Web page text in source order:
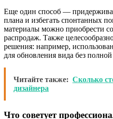
Еще один способ —
плана и избегать спонтанных
материалы можно приобрести
распродаж. Также
решения: например,
для обновления вида без
Читайте также: Сколько
дизайнера
Что советует